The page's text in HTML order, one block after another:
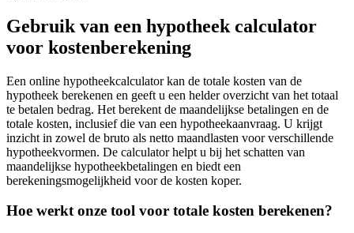
Gebruik van een hypotheek calculator
voor kostenberekening
Een online hypotheekcalculator kan de totale kosten van de
hypotheek berekenen en geeft u een helder overzicht van het totaal
te betalen bedrag. Het berekent de maandelijkse betalingen en de
totale kosten, inclusief die van een hypotheekaanvraag. U krijgt
inzicht in zowel de bruto als netto maandlasten voor verschillende
hypotheekvormen. De calculator helpt u bij het schatten van
maandelijkse hypotheekbetalingen en biedt een
berekeningsmogelijkheid voor de kosten koper.
Hoe werkt onze tool voor totale kosten berekenen?